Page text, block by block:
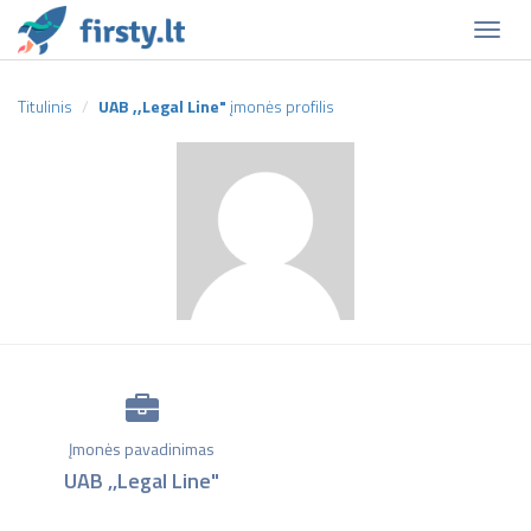
Titulinis UAB ,,Legal Line" įmonės profilis
Įmonės pavadinimas
UAB ,,Legal Line"